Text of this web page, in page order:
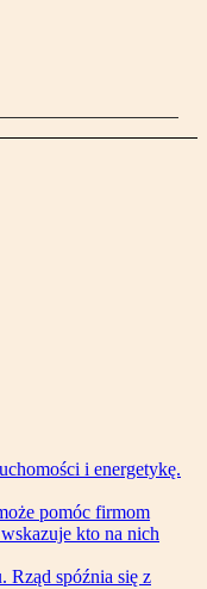
i energetykę.
pomóc firmom
kto na nich
Rząd spóźnia się z